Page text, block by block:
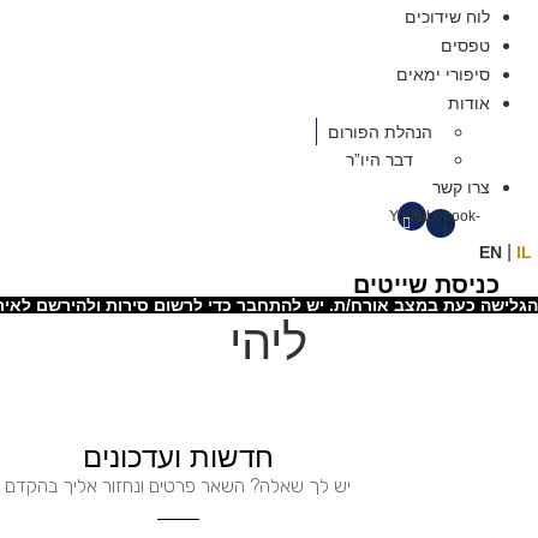
לוח שידוכים
טפסים
סיפורי ימאים
אודות
הנהלת הפורום
דבר היו”ר
צרו קשר
Facebook-
f
Youtube
EN IL
כניסת שייטים
הגלישה כעת במצב אורח/ת. יש להתחבר כדי לרשום סירות ולהירשם
ליהי
חדשות ועדכונים
יש לך שאלה? השאר פרטים ונחזור אליך בהקדם